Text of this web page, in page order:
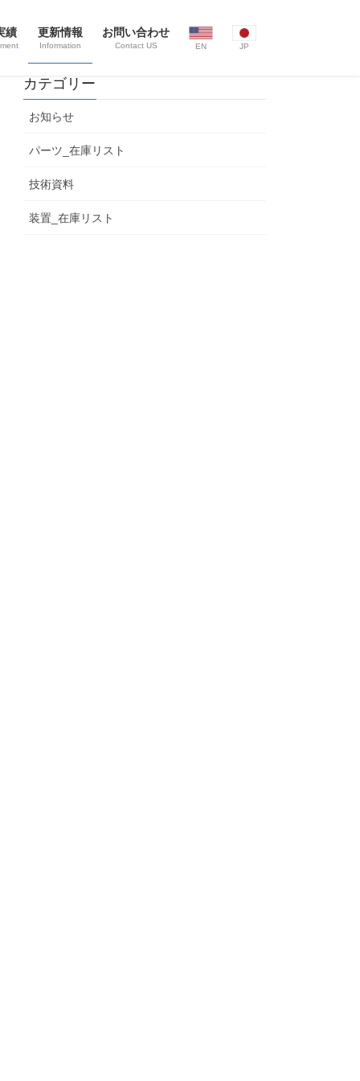
績 更新情報
Information
お問い合わせ
Contact US EN JP
カテゴリー
お知らせ
パーツ_在庫リスト
技術資料
装置_在庫リスト